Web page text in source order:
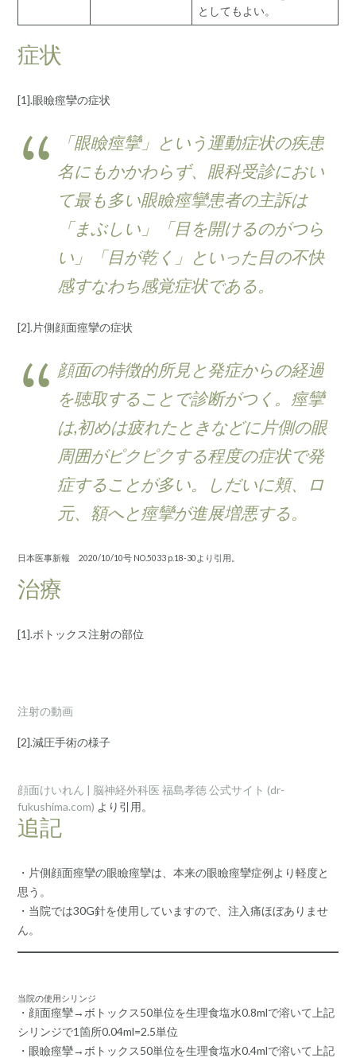
としてもよい。
症状
[1].眼瞼痙攣の症状
「眼瞼痙攣」という運動症状の疾患
名にもかかわらず、眼科受診におい
て最も多い眼瞼痙攣患者の主訴は
「まぶしい」「目を開けるのがつら
い」「目が乾く」といった目の不快
感すなわち感覚症状である。
[2].片側顔面痙攣の症状
顔面の特徴的所見と発症からの経過
を聴取することで診断がつく。痙攣
は,初めは疲れたときなどに片側の眼
周囲がピクピクする程度の症状で発
症することが多い。しだいに頬、ロ
元、額へと痙攣が進展増悪する。
日本医事新報 2020/10/10号 NO.5033 p.18-30より引用。
治療
[1].ボトックス注射の部位
注射の動画
[2].減圧手術の様子
顔面けいれん | 脳神経外科医 福島孝徳 公式サイト (dr-
fukushima.com) より引用。
追記
・片側顔面痙攣の眼瞼痙攣は、本来の眼瞼痙攣症例より軽度と
思う。
・当院では30G針を使用していますので、注入痛ほぼありませ
ん。
当院の使用シリンジ
・顔面痙攣→ボトックス50単位を生理食塩水0.8mlで溶いて上記
シリンジで1箇所0.04ml=2.5単位
・眼瞼痙攣→ボトックス50単位を生理食塩水0.4mlで溶いて上記